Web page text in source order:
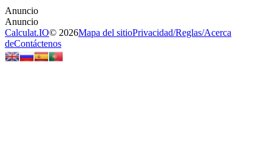
Calculat.IO© 2026Mapa del sitioPrivacidad/Reglas/Acerca
deContáctenos